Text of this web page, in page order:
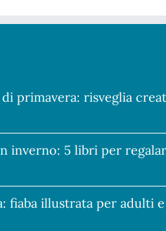
primavera: risveglia
inverno: 5 libri per
fiaba illustrata per adulti